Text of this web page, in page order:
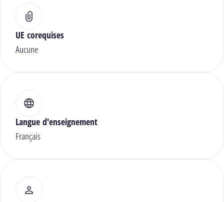
UE corequises
Aucune
Langue d'enseignement
Français